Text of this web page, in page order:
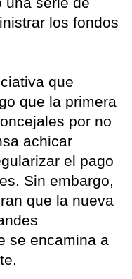
los fondos
que
que la primera
por no
achicar
el pago
Sin embargo,
que la nueva
se encamina a